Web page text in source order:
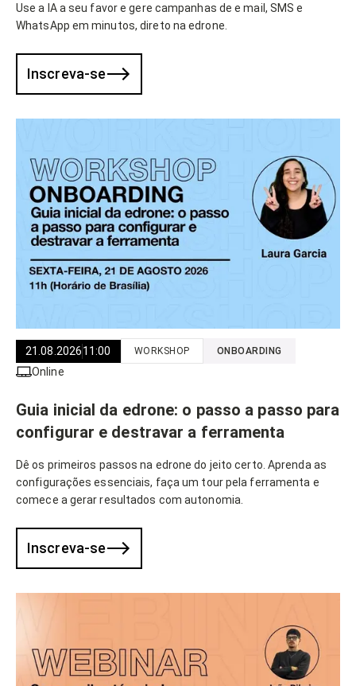
Use a IA a seu favor e gere campanhas de e mail, SMS e
WhatsApp em minutos, direto na edrone.
Inscreva-se
21.08.202611:00 WORKSHOP ONBOARDING
Online
Guia inicial da edrone: o passo a passo para
configurar e destravar a ferramenta
Dê os primeiros passos na edrone do jeito certo. Aprenda as
configurações essenciais, faça um tour pela ferramenta e
comece a gerar resultados com autonomia.
Inscreva-se